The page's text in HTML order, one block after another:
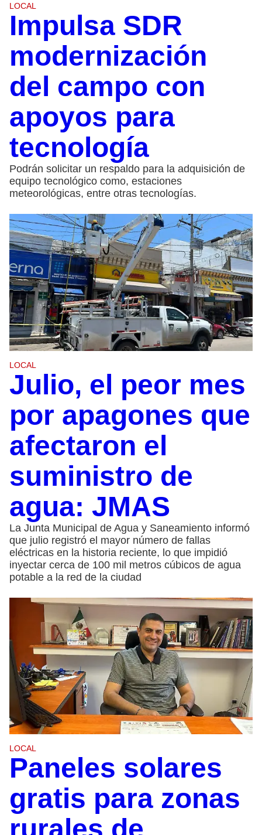
LOCAL
Impulsa SDR
modernización
del campo con
apoyos para
tecnología
Podrán solicitar un respaldo para la adquisición de
equipo tecnológico como, estaciones
meteorológicas, entre otras tecnologías.
LOCAL
Julio, el peor mes
por apagones que
afectaron el
suministro de
agua: JMAS
La Junta Municipal de Agua y Saneamiento informó
que julio registró el mayor número de fallas
eléctricas en la historia reciente, lo que impidió
inyectar cerca de 100 mil metros cúbicos de agua
potable a la red de la ciudad
LOCAL
Paneles solares
gratis para zonas